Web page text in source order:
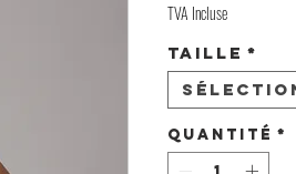
TVA Incluse
Taille *
Quantité *